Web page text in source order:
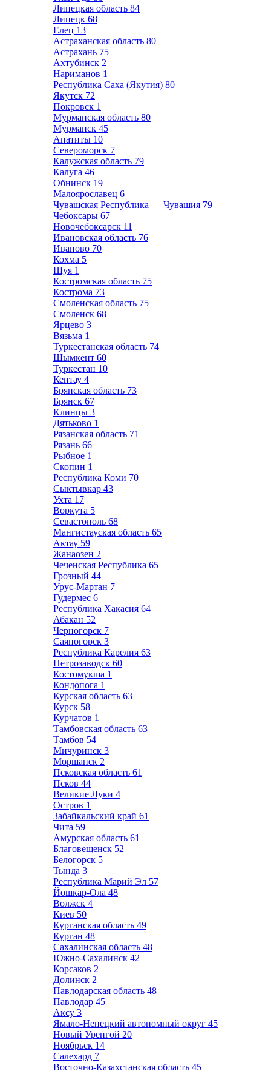
Липецкая область 84
Липецк 68
Елец 13
Астраханская область 80
Астрахань 75
Ахтубинск 2
Нариманов 1
Республика Саха (Якутия) 80
Якутск 72
Покровск 1
Мурманская область 80
Мурманск 45
Апатиты 10
Североморск 7
Калужская область 79
Калуга 46
Обнинск 19
Малоярославец 6
Чувашская Республика — Чувашия 79
Чебоксары 67
Новочебоксарск 11
Ивановская область 76
Иваново 70
Кохма 5
Шуя 1
Костромская область 75
Кострома 73
Смоленская область 75
Смоленск 68
Ярцево 3
Вязьма 1
Туркестанская область 74
Шымкент 60
Туркестан 10
Кентау 4
Брянская область 73
Брянск 67
Клинцы 3
Дятьково 1
Рязанская область 71
Рязань 66
Рыбное 1
Скопин 1
Республика Коми 70
Сыктывкар 43
Ухта 17
Воркута 5
Севастополь 68
Мангистауская область 65
Актау 59
Жанаозен 2
Чеченская Республика 65
Грозный 44
Урус-Мартан 7
Гудермес 6
Республика Хакасия 64
Абакан 52
Черногорск 7
Саяногорск 3
Республика Карелия 63
Петрозаводск 60
Костомукша 1
Кондопога 1
Курская область 63
Курск 58
Курчатов 1
Тамбовская область 63
Тамбов 54
Мичуринск 3
Моршанск 2
Псковская область 61
Псков 44
Великие Луки 4
Остров 1
Забайкальский край 61
Чита 59
Амурская область 61
Благовещенск 52
Белогорск 5
Тында 3
Республика Марий Эл 57
Йошкар-Ола 48
Волжск 4
Киев 50
Курганская область 49
Курган 48
Сахалинская область 48
Южно-Сахалинск 42
Корсаков 2
Долинск 2
Павлодарская область 48
Павлодар 45
Аксу 3
Ямало-Ненецкий автономный округ 45
Новый Уренгой 20
Ноябрьск 14
Салехард 7
Восточно-Казахстанская область 45